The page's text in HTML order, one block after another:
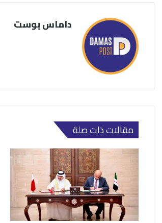
داماس بوست
مقالات ذات صلة